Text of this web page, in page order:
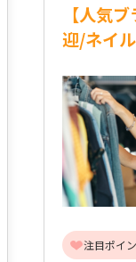
【人気
迎/ネイ
注目ポイ